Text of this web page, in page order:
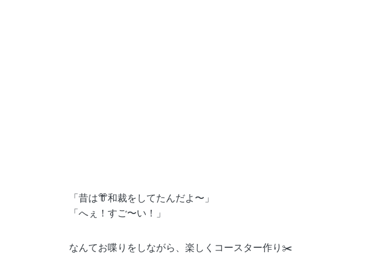
「昔は👘和裁をしてたんだよ〜」
「へぇ！すご〜い！」
なんてお喋りをしながら、楽しくコースター作り✂️